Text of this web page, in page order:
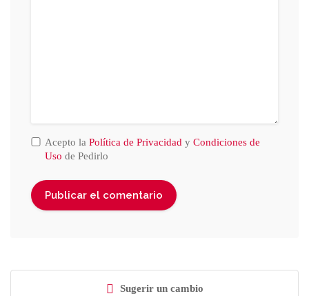
Acepto la Política de Privacidad y Condiciones de
Uso de Pedirlo
Sugerir un cambio